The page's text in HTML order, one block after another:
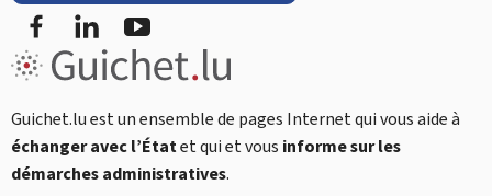
FacebookLinkedIn
Guichet.lu est un ensemble de pages Internet qui vous aide à
échanger avec l’Étatet qui et vous informe sur les
démarches administratives.